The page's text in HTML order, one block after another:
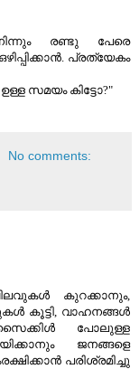
രണ്ടു പേരെ
പ്രത്യേകം
സമയം കിട്ടോ?"
No comments:
കുറക്കാനും,
കൂട്ടി, വാഹനങ്ങള്‍
പോലുള്ള
ജനങ്ങളെ
പരിശ്രമിച്ചു